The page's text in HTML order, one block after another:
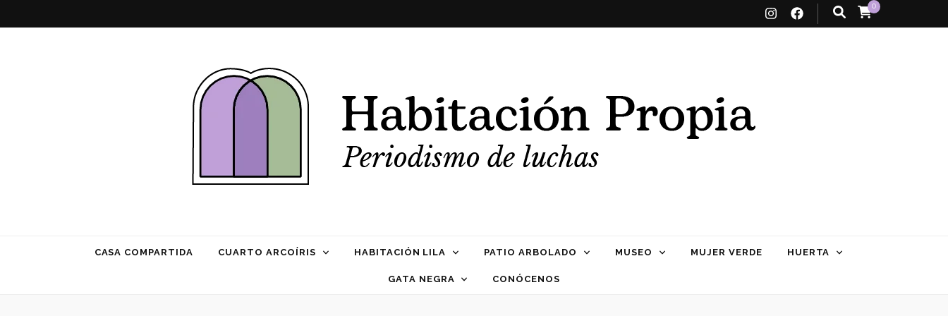
0
CASA COMPARTIDA CUARTO ARCOÍRIS HABITACIÓN LILA PATIO ARBOLADO MUSEO MUJER VERDE HUERTA
GATA NEGRA CONÓCENOS